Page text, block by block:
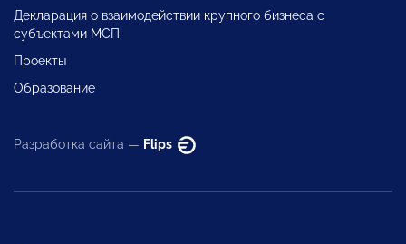
Декларация о взаимодействии крупного бизнеса с
субъектами МСП
Проекты
Образование
Разработка сайта — Flips